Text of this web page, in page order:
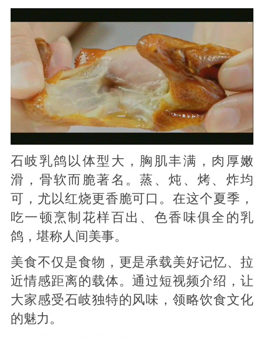
石岐乳鸽以体型大，胸肌丰满，肉厚嫩
滑，骨软而脆著名。蒸、炖、烤、炸均
可，尤以红烧更香脆可口。在这个夏季，
吃一顿烹制花样百出、色香味俱全的乳
鸽，堪称人间美事。
美食不仅是食物，更是承载美好记忆、拉
近情感距离的载体。通过短视频介绍，让
大家感受石岐独特的风味，领略饮食文化
的魅力。